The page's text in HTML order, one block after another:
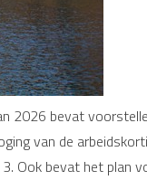
2026 bevat
van de
Ook bevat het plan